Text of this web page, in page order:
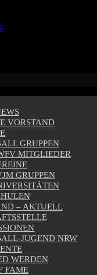
VORSTAND
GRUPPEN
MITGLIEDER
GRUPPEN
– AKTUELL
JUGEND NRW
WERDEN
FAME